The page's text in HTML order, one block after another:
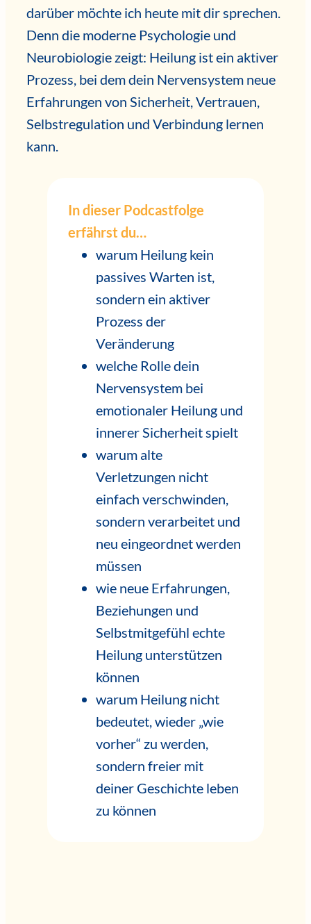
darüber möchte ich heute mit dir sprechen.
Denn die moderne Psychologie und
Neurobiologie zeigt: Heilung ist ein aktiver
Prozess, bei dem dein Nervensystem neue
Erfahrungen von Sicherheit, Vertrauen,
Selbstregulation und Verbindung lernen
kann.
In dieser Podcastfolge
erfährst du…
warum Heilung kein
passives Warten ist,
sondern ein aktiver
Prozess der
Veränderung
welche Rolle dein
Nervensystem bei
emotionaler Heilung und
innerer Sicherheit spielt
warum alte
Verletzungen nicht
einfach verschwinden,
sondern verarbeitet und
neu eingeordnet werden
müssen
wie neue Erfahrungen,
Beziehungen und
Selbstmitgefühl echte
Heilung unterstützen
können
warum Heilung nicht
bedeutet, wieder „wie
vorher“ zu werden,
sondern freier mit
deiner Geschichte leben
zu können